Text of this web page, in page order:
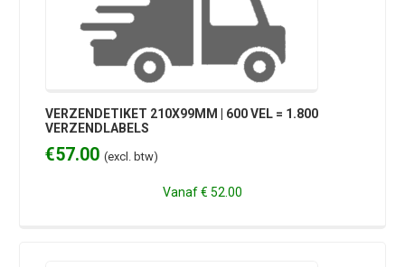
VERZENDETIKET 210X99MM | 600 VEL = 1.800
VERZENDLABELS
€57.00 (excl. btw)
Vanaf€ 52.00